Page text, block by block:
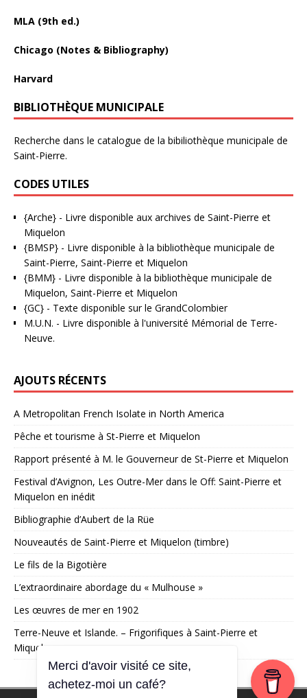
MLA (9th ed.)
Chicago (Notes & Bibliography)
Harvard
BIBLIOTHÈQUE MUNICIPALE
Recherche dans le catalogue de la bibiliothèque municipale de
Saint-Pierre.
CODES UTILES
{Arche} - Livre disponible aux archives de Saint-Pierre et
Miquelon
{BMSP} - Livre disponible à la bibliothèque municipale de
Saint-Pierre, Saint-Pierre et Miquelon
{BMM} - Livre disponible à la bibliothèque municipale de
Miquelon, Saint-Pierre et Miquelon
{GC} - Texte disponible sur le GrandColombier
M.U.N. - Livre disponible à l'université Mémorial de Terre-
Neuve.
AJOUTS RÉCENTS
A Metropolitan French Isolate in North America
Pêche et tourisme à St-Pierre et Miquelon
Rapport présenté à M. le Gouverneur de St-Pierre et Miquelon
Festival d’Avignon, Les Outre-Mer dans le Off: Saint-Pierre et
Miquelon en inédit
Bibliographie d’Aubert de la Rüe
Nouveautés de Saint-Pierre et Miquelon (timbre)
Le fils de la Bigotière
L’extraordinaire abordage du « Mulhouse »
Les œuvres de mer en 1902
Terre-Neuve et Islande. – Frigorifiques à Saint-Pierre et
Miquelon
Merci d'avoir visité ce site,
achetez-moi un café?